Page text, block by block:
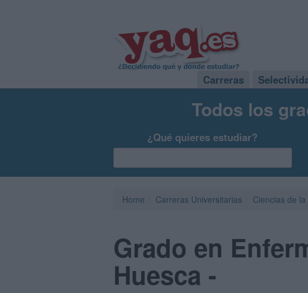
Carreras
Todos los
¿Qué quieres estudiar?
Home Carreras Universitarias Ciencias de la
Grado en
Huesca -